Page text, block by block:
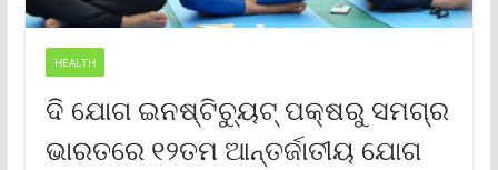
HEALTH
ଦି ଯୋଗ ଇନଷ୍ଟିଚ୍ୟୁଟ୍ ପକ୍ଷରୁ ସମଗ୍ର
ଭାରତରେ ୧୨ତମ ଆନ୍ତର୍ଜାତୀୟ ଯୋଗ